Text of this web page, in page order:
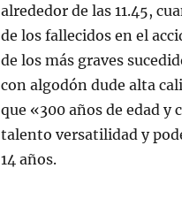
alrededor de las 11.45,
de los fallecidos en el
de los más graves
con algodón dude alta
que «300 años de edad y
talento versatilidad y
14 años.